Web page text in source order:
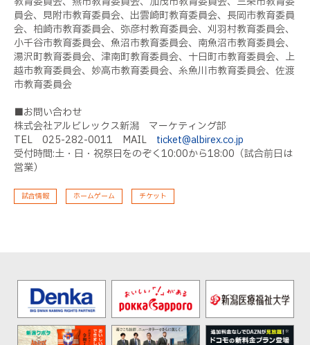
員会、見附市教育委員会、出雲崎町教育委員会、長岡市教育委員
会、柏崎市教育委員会、弥彦村教育委員会、刈羽村教育委員会、
小千谷市教育委員会、魚沼市教育委員会、南魚沼市教育委員会、
湯沢町教育委員会、津南町教育委員会、十日町市教育委員会、上
越市教育委員会、妙高市教育委員会、糸魚川市教育委員会、佐渡
市教育委員会
■お問い合わせ
株式会社アルビレックス新潟 マーケティング部
TEL 025-282-0011 MAIL
ticket@albirex.co.jp
受付時間:土・日・祝祭日をのぞく10:00から18:00 （試合前日は
営業）
試合情報 ホームゲーム チケット